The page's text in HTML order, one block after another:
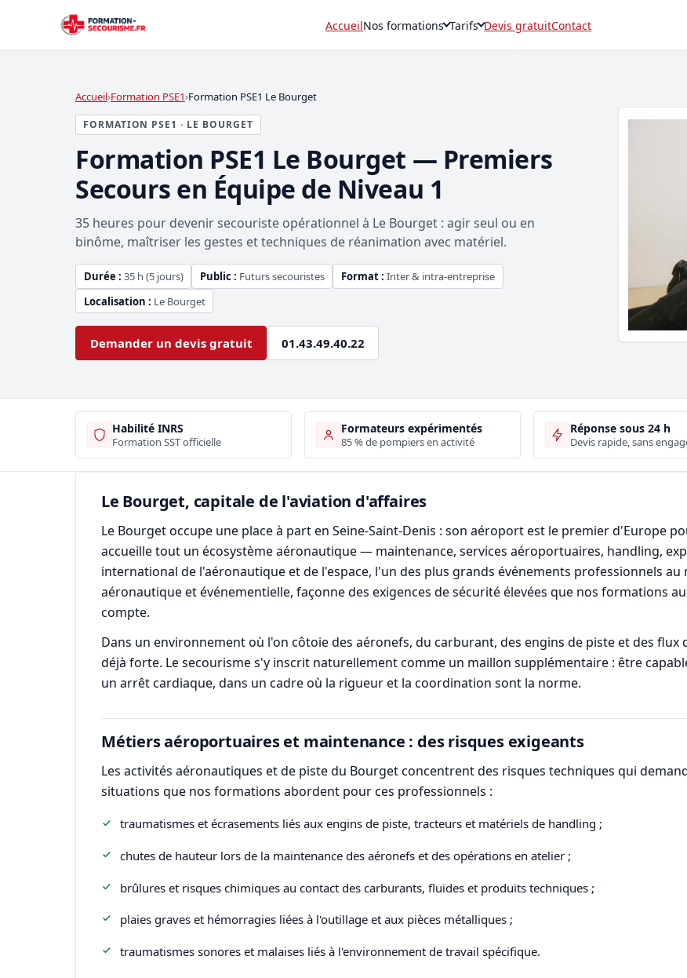
AccueilNos formations Tarifs Devis gratuitContact
Accueil Formation PSE1 Formation PSE1 Le Bourget
FORMATION PSE1 · LE BOURGET
Formation PSE1 Le Bourget — Premiers
Secours en Équipe de Niveau 1
35 heures pour devenir secouriste opérationnel à Le Bourget : agir seul ou en
binôme, maîtriser les gestes et techniques de réanimation avec matériel.
Durée : 35 h (5 jours) Public : Futurs secouristes Format : Inter & intra-entreprise
Localisation : Le Bourget
Demander un devis gratuit 01.43.49.40.22
Habilité INRS
Formation SST officielle
Formateurs expérimentés
85 % de pompiers en activité
Réponse sous 24 h
Devis rapide, sans
Le Bourget, capitale de l'aviation d'affaires
Le Bourget occupe une place à part en Seine-Saint-Denis : son aéroport est le premier d'Europe
accueille tout un écosystème aéronautique — maintenance, services aéroportuaires, handling,
international de l'aéronautique et de l'espace, l'un des plus grands événements professionnels
aéronautique et événementielle, façonne des exigences de sécurité élevées que nos formations
compte.
Dans un environnement où l'on côtoie des aéronefs, du carburant, des engins de piste et des flux
déjà forte. Le secourisme s'y inscrit naturellement comme un maillon supplémentaire : être
un arrêt cardiaque, dans un cadre où la rigueur et la coordination sont la norme.
Métiers aéroportuaires et maintenance : des risques exigeants
Les activités aéronautiques et de piste du Bourget concentrent des risques techniques qui
situations que nos formations abordent pour ces professionnels :
traumatismes et écrasements liés aux engins de piste, tracteurs et matériels de handling ;
chutes de hauteur lors de la maintenance des aéronefs et des opérations en atelier ;
brûlures et risques chimiques au contact des carburants, fluides et produits techniques ;
plaies graves et hémorragies liées à l'outillage et aux pièces métalliques ;
traumatismes sonores et malaises liés à l'environnement de travail spécifique.